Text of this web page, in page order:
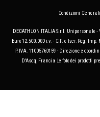
Condizioni
DECATHLON ITALIA S.r.l. Unipersonale
Euro 12.500.000 i.v. - C.F. e Iscr. Reg.
P.IVA. 11005760159 - Direzione e
D'Ascq, Francia Le foto dei prodotti